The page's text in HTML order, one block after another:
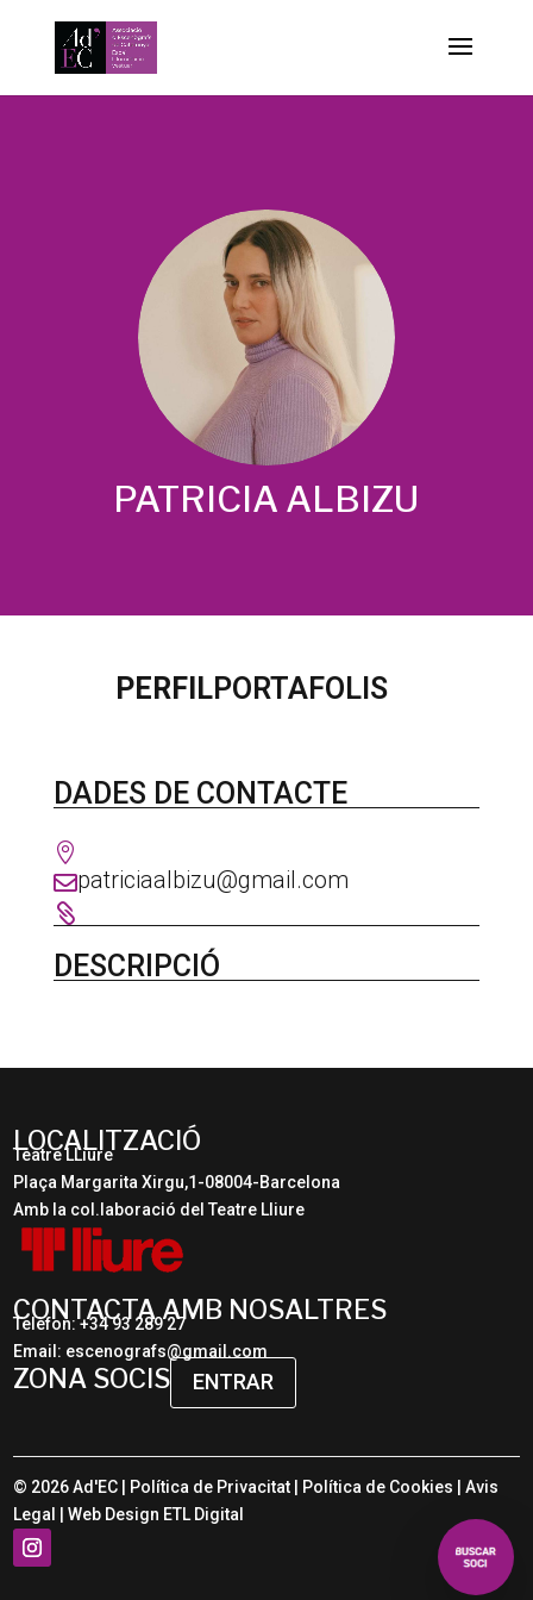
PATRICIA ALBIZU
PERFILPORTAFOLIS
DADES DE CONTACTE

patriciaalbizu@gmail.com

DESCRIPCIÓ
LOCALITZACIÓ
Teatre LLiure
Plaça Margarita Xirgu,1-08004-Barcelona
Amb la col.laboració del Teatre Lliure
CONTACTA AMB NOSALTRES
Telèfon: +34 93 289 27
Email: escenografs@gmail.com
ZONA SOCIS ENTRAR
© 2026 Ad'EC | Política de Privacitat Política de Cookies |Avis
Legal
| Web Design ETL Digital